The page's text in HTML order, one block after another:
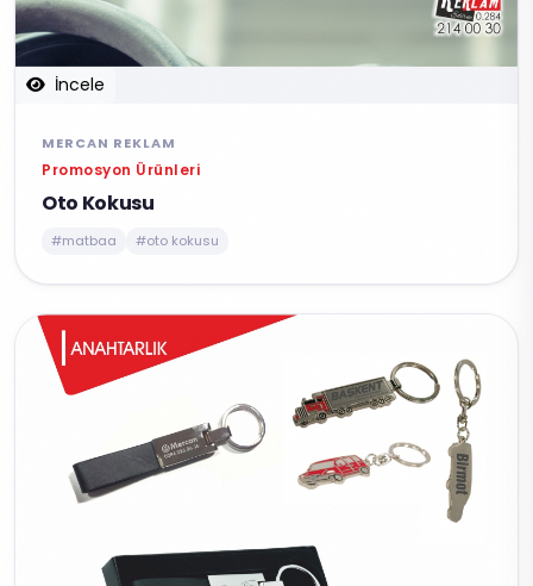
İncele
MERCAN REKLAM
Promosyon Ürünleri
Oto Kokusu
#matbaa #oto kokusu